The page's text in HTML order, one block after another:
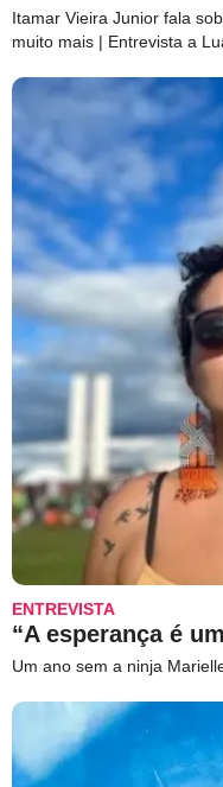
Itamar Vieira Junior fala
muito mais | Entrevista a
ENTREVISTA
“A esperança é
Um ano sem a ninja